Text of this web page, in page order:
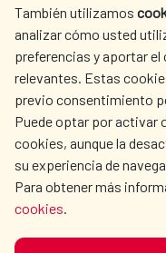
También utilizamos
analizar cómo usted
preferencias y aportar el
relevantes. Estas
previo consentimiento
Puede optar por activar
cookies, aunque la
su experiencia de
Para obtener más
cookies.
CULTURE AND
OUR SOCIAL MEDIA